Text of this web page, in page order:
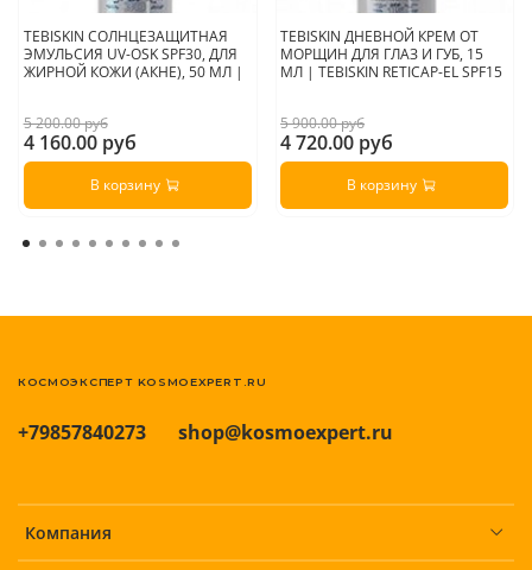
TEBISKIN СОЛНЦЕЗАЩИТНАЯ
ЭМУЛЬСИЯ UV-OSK SPF30, ДЛЯ
ЖИРНОЙ КОЖИ (АКНЕ), 50 МЛ |
5 200.00 руб
4 160.00 руб
В корзину
TEBISKIN ДНЕВНОЙ КРЕМ ОТ
МОРЩИН ДЛЯ ГЛАЗ И ГУБ, 15
МЛ | TEBISKIN RETICAP-EL SPF15
5 900.00 руб
4 720.00 руб
В корзину
Компания
+79857840273 shop@kosmoexpert.ru
КОСМОЭКСПЕРТ KOSMOEXPERT.RU